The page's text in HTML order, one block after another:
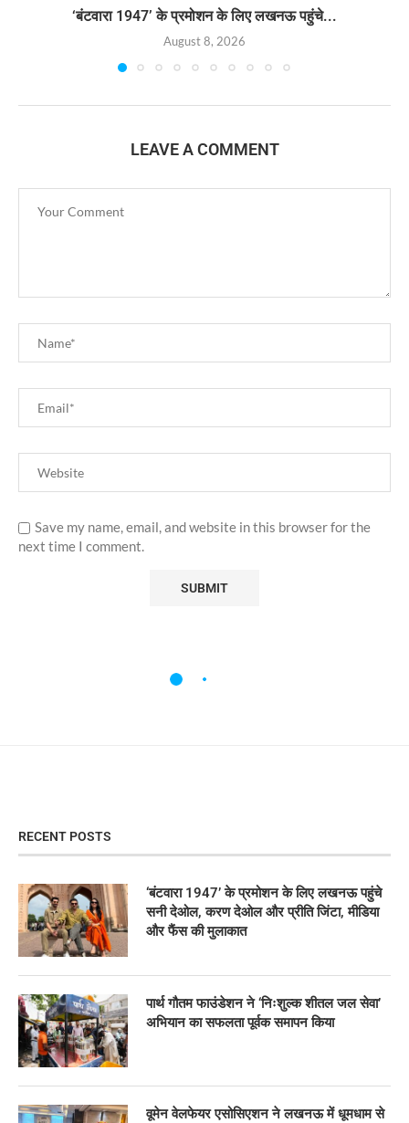
‘बंटवारा 1947’ के प्रमोशन के लिए लखनऊ पहुंचे...
August 8, 2026
LEAVE A COMMENT
Save my name, email, and website in this browser for the
next time I comment.
RECENT POSTS
‘बंटवारा 1947’ के प्रमोशन के लिए लखनऊ पहुंचे
सनी देओल, करण देओल और प्रीति जिंटा, मीडिया
और फैंस की मुलाकात
पार्थ गौतम फाउंडेशन ने ‘निःशुल्क शीतल जल सेवा’
अभियान का सफलता पूर्वक समापन किया
वूमेन वेलफेयर एसोसिएशन ने लखनऊ में धूमधाम से